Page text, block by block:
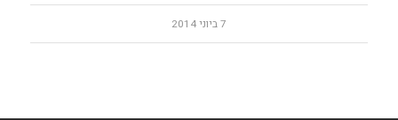
7 ביוני 2014